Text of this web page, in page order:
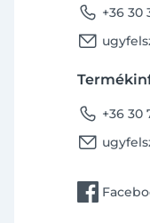
phone +36 30
email
phone +36 30
email
facebook